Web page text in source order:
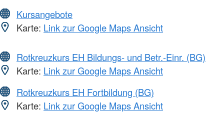
Kursangebote
Karte: Link zur Google Maps Ansicht
Rotkreuzkurs EH Bildungs- und Betr.-Einr. (BG)
Karte: Link zur Google Maps Ansicht
Rotkreuzkurs EH Fortbildung (BG)
Karte: Link zur Google Maps Ansicht